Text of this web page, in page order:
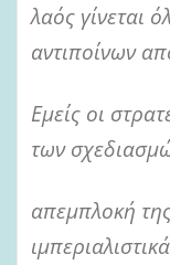
λαός γίνεται
αντιποίνων
Εμείς οι
των
απεμπλοκή